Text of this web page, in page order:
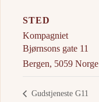
STED
Kompagniet
Bjørnsons gate 11
Bergen, 5059 Norge
Gudstjeneste G11